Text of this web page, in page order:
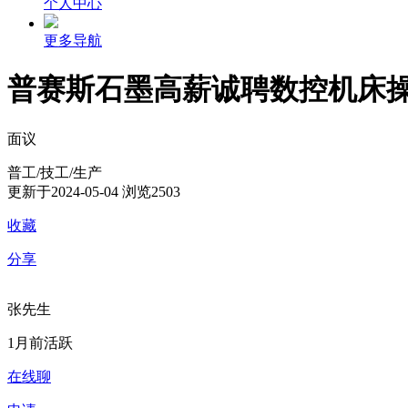
个人中心
更多导航
普赛斯石墨高薪诚聘数控机床
面议
普工/技工/生产
更新于2024-05-04 浏览2503
收藏
分享
张先生
1月前活跃
在线聊